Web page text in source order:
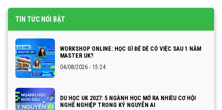
TIN TỨC NỔI BẬT
WORKSHOP ONLINE: HỌC GÌ ĐỂ DỄ CÓ VIỆC SAU 1 NĂM
MASTER UK?
04/08/2026 - 15:24
DU HỌC UK 2027: 5 NGÀNH HỌC MỞ RA NHIỀU CƠ HỘI
NGHỀ NGHIỆP TRONG KỶ NGUYÊN AI